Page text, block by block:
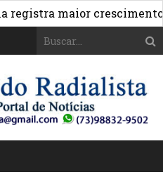
maior crescimento do